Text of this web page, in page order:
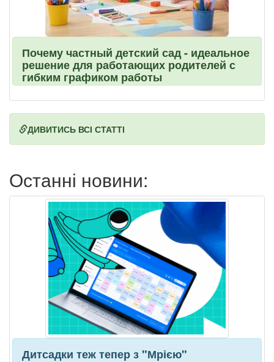
Почему частный детский сад - идеальное
решение для работающих родителей с
гибким графиком работы
ДИВИТИСЬ ВСІ СТАТТІ
Останні новини:
Дитсадки теж тепер з "Мрією"